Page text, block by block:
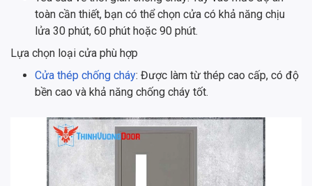
toàn cần thiết, bạn có thể chọn cửa có khả năng chịu
lửa 30 phút, 60 phút hoặc 90 phút.
Lựa chọn loại cửa phù hợp
Cửa thép chống cháy: Được làm từ thép cao cấp, có độ
bền cao và khả năng chống cháy tốt.